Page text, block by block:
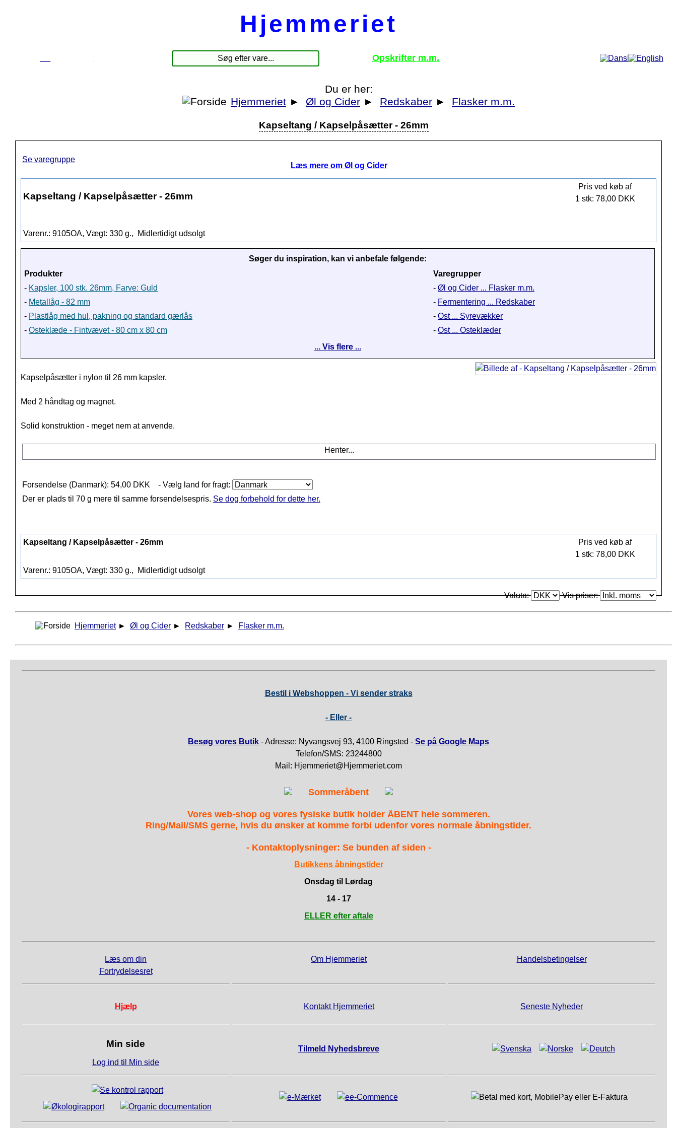
Hjemmeriet
Opskrifter m.m.
Du er her:
Hjemmeriet ► Øl og Cider ► Redskaber ► Flasker m.m.
Kapseltang / Kapselpåsætter - 26mm
Se varegruppe
Læs mere om Øl og Cider
Kapseltang / Kapselpåsætter - 26mm
Varenr.: 9105OA, Vægt: 330 g., Midlertidigt udsolgt
Pris ved køb af
1 stk: 78,00 DKK
Søger du inspiration, kan vi anbefale følgende:
Produkter
Varegrupper
- Kapsler, 100 stk. 26mm, Farve: Guld - Øl og Cider ... Flasker m.m.
- Metallåg - 82 mm - Fermentering ... Redskaber
- Plastlåg med hul, pakning og standard gærlås - Ost ... Syrevækker
- Osteklæde - Fintvævet - 80 cm x 80 cm - Ost ... Osteklæder
... Vis flere ...
Kapselpåsætter i nylon til 26 mm kapsler.
Med 2 håndtag og magnet.
Solid konstruktion - meget nem at anvende.
Henter...
Forsendelse (Danmark): 54,00 DKK
- Vælg land for fragt:
Der er plads til 70 g mere til samme forsendelsespris. Se dog forbehold for dette her.
Kapseltang / Kapselpåsætter - 26mm
Varenr.: 9105OA, Vægt: 330 g., Midlertidigt udsolgt
Pris ved køb af
1 stk: 78,00 DKK
Valuta: Vis priser:
Hjemmeriet ► Øl og Cider ► Redskaber ► Flasker m.m.
Bestil i Webshoppen - Vi sender straks
- Eller -
Besøg vores Butik - Adresse: Nyvangsvej 93, 4100 Ringsted - Se på Google Maps
Telefon/SMS: 23244800
Mail: Hjemmeriet@Hjemmeriet.com
Sommeråbent
Vores web-shop og vores fysiske butik holder ÅBENT hele sommeren.
Ring/Mail/SMS gerne, hvis du ønsker at komme forbi udenfor vores normale åbningstider.
- Kontaktoplysninger: Se bunden af siden -
Butikkens åbningstider
Onsdag til Lørdag
14 - 17
ELLER efter aftale
Læs om din
Fortrydelsesret
Om Hjemmeriet Handelsbetingelser
Hjælp Kontakt Hjemmeriet Seneste Nyheder
Min side
Log ind til Min side
Tilmeld Nyhedsbreve